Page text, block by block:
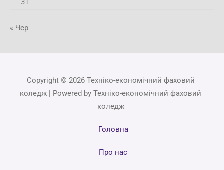
31
« Чер
Copyright © 2026 Техніко-економічний фаховий
коледж | Powered by Техніко-економічний фаховий
коледж
Головна
Про нас